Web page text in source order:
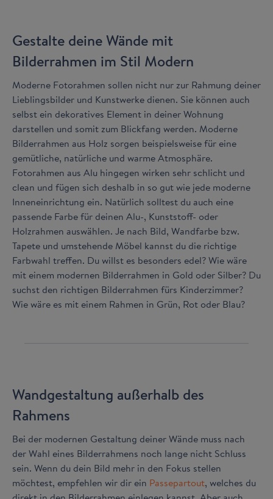
Gestalte deine Wände mit
Bilderrahmen im Stil Modern
Moderne Fotorahmen sollen nicht nur zur Rahmung deiner
Lieblingsbilder und Kunstwerke dienen. Sie können auch
selbst ein dekoratives Element in deiner Wohnung
darstellen und somit zum Blickfang werden. Moderne
Bilderrahmen aus Holz sorgen beispielsweise für eine
gemütliche, natürliche und warme Atmosphäre.
Fotorahmen aus Alu hingegen wirken sehr schlicht und
clean und fügen sich deshalb in so gut wie jede moderne
Inneneinrichtung ein. Natürlich solltest du auch eine
passende Farbe für deinen Alu-, Kunststoff- oder
Holzrahmen auswählen. Je nach Bild, Wandfarbe bzw.
Tapete und umstehende Möbel kannst du die richtige
Farbwahl treffen. Du willst es besonders edel? Wie wäre
mit einem modernen Bilderrahmen in Gold oder Silber? Du
suchst den richtigen Bilderrahmen fürs Kinderzimmer?
Wie wäre es mit einem Rahmen in Grün, Rot oder Blau?
Wandgestaltung außerhalb des
Rahmens
Bei der modernen Gestaltung deiner Wände muss nach
der Wahl eines Bilderrahmens noch lange nicht Schluss
sein. Wenn du dein Bild mehr in den Fokus stellen
möchtest, empfehlen wir dir ein Passepartout, welches du